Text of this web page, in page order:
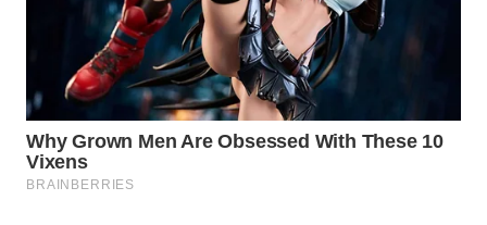
ADVOKAT
WAHANA
INFRASTRUKTUR
WAHANA
KONSUMEN